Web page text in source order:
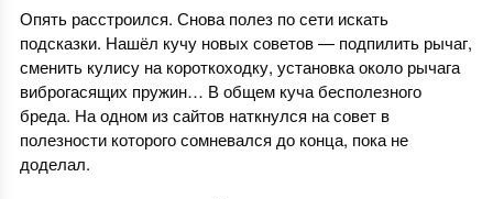
Опять расстроился. Снова полез по сети искать
подсказки. Нашёл кучу новых советов — подпилить рычаг,
сменить кулису на короткоходку, установка около рычага
виброгасящих пружин… В общем куча бесполезного
бреда. На одном из сайтов наткнулся на совет в
полезности которого сомневался до конца, пока не
доделал.